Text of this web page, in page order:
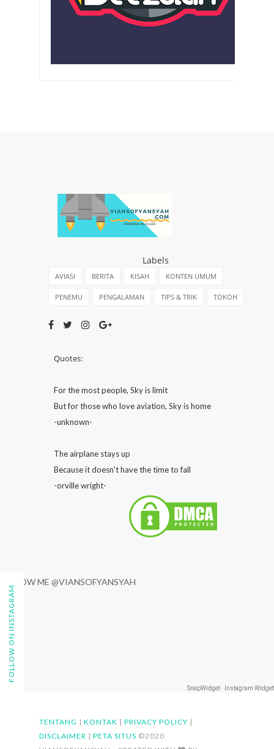
Labels
AVIASI BERITA KISAH KONTEN UMUM
PENEMU PENGALAMAN TIPS & TRIK TOKOH
Quotes:
For the most people, Sky is limit
But for those who love aviation, Sky is home
-unknown-
The airplane stays up
Because it doesn't have the time to fall
-orville wright-
FOLLOW ON INSTAGRAM
FOLLOW ME @VIANSOFYANSYAH
SnapWidget · Instagram Widget
TENTANG | KONTAK | PRIVACY POLICY |
DISCLAIMER | PETA SITUS ©2020